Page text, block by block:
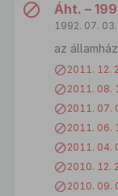
Áht. –
1992. 07.
az
2011. 12.
2011. 08.
2011. 07.
2011. 06.
2011. 04.
2010. 12.
2010. 09.